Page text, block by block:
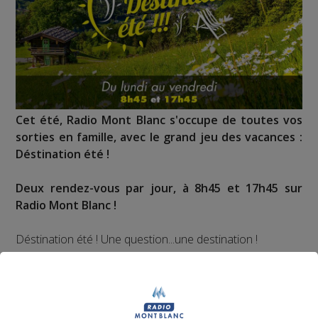
Cet été, Radio Mont Blanc s'occupe de toutes vos
sorties en famille, avec le grand jeu des vacances :
Déstination été !
Deux rendez-vous par jour, à 8h45 et 17h45 sur
Radio Mont Blanc !
Déstination été ! Une question...une destination !
bon choix entre les 3 réponses pour repartir avec vos
entrées pour un maximum d'activités dans la région !